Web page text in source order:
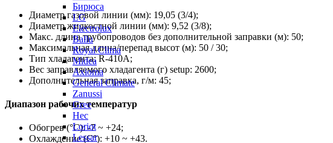
Бирюса
LG
Electrolux
Ballu
Royal Clima
Midea
Axioma
General Climate
Zanussi
Gree
Hec
Loriot
Lessar
Диаметр газовой линии (мм): 19,05 (3/4);
Диаметр жидкостной линии (мм): 9,52 (3/8);
Макс. длина трубопроводов без дополнительной заправки (м): 50;
Максимальная длина/перепад высот (м): 50 / 30;
Тип хладагента: R-410A;
Вес заправляемого хладагента (г) setup: 2600;
Дополнительная заправка, г/м: 45;
Диапазон рабочих температур
Обогрев (°С): -7 ~ +24;
Охлаждение (С°): +10 ~ +43.